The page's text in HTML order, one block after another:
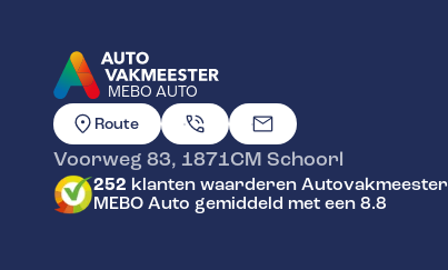
MEBO AUTO
GA NAAR DE HOMEPAGINA
Route
Voorweg 83, 1871CM Schoorl
252 klanten waarderen Autovakmeester
MEBO Auto gemiddeld met een 8.8